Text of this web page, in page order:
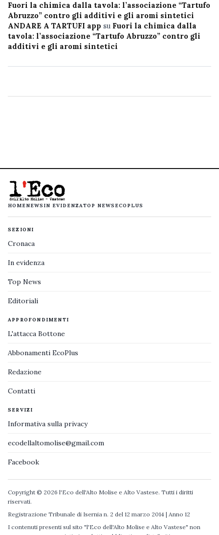
Fuori la chimica dalla tavola: l’associazione “Tartufo
Abruzzo” contro gli additivi e gli aromi sintetici
ANDARE A TARTUFI app su Fuori la chimica dalla
tavola: l’associazione “Tartufo Abruzzo” contro gli
additivi e gli aromi sintetici
HOMENEWS IN EVIDENZATOP NEWS ECOPLUS
SEZIONI
Cronaca
In evidenza
Top News
Editoriali
APPROFONDIMENTI
L'attacca Bottone
Abbonamenti EcoPlus
Redazione
Contatti
SERVIZI
Informativa sulla privacy
ecodellaltomolise@gmail.com
Facebook
Copyright © 2026 l'Eco dell'Alto Molise e Alto Vastese. Tutti i diritti
riservati.
Registrazione Tribunale di Isernia n. 2 del 12 marzo 2014 | Anno 12
I contenuti presenti sul sito "l'Eco dell'Alto Molise e Alto Vastese" non